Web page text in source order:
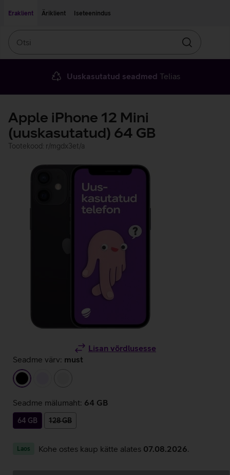
Eraklient
Äriklient Iseteenindus
Otsin
Uuskasutatud seadmed Telias
Apple iPhone 12 Mini
(uuskasutatud) 64 GB
Tootekood: r/mgdx3et/a
Lisan võrdlusesse
Seadme värv: must
must
Seadme mälumaht: 64 GB
64 GB 128 GB
Laos Kohe ostes kaup kätte alates 07.08.2026